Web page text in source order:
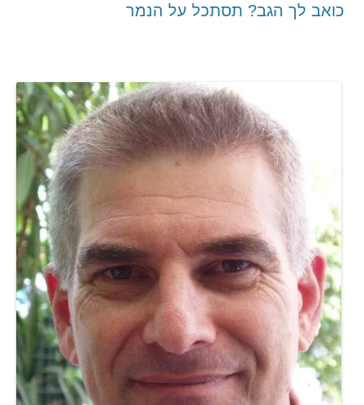
כואב לך הגב? תסתכל על הנמר